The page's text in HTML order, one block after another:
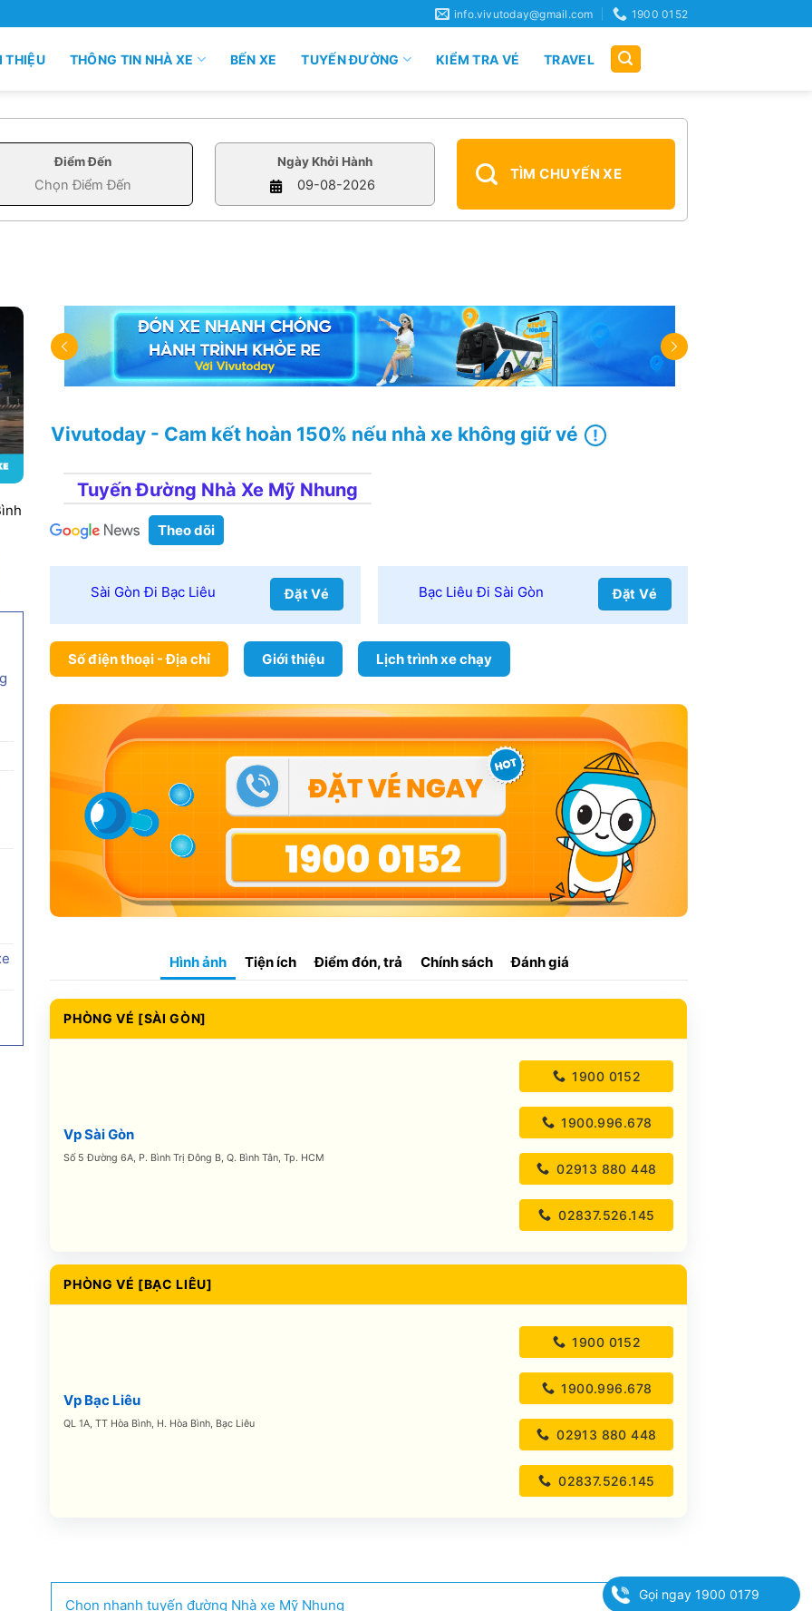
info.vivutoday@gmail.com 1900 0152
THIỆU THÔNG TIN NHÀ XE BẾN XE TUYẾN ĐƯỜNG KIỂM TRA VÉ TRAVEL
Điểm Đến Ngày Khởi Hành
TÌM CHUYẾN XE
Vivutoday - Cam kết hoàn 150% nếu nhà xe không giữ vé
Tuyến Đường Nhà Xe Mỹ Nhung
Theo dõi
Sài Gòn Đi Bạc Liêu Đặt Vé Bạc Liêu Đi Sài Gòn Đặt Vé
Số điện thoại - Địa chỉ Giới thiệu Lịch trình xe chạy
Hình ảnh Tiện ích Điểm đón, trả Chính sách Đánh giá
PHÒNG VÉ [SÀI GÒN]
Vp Sài Gòn
Số 5 Đường 6A, P. Bình Trị Đông B, Q. Bình Tân, Tp. HCM
1900 0152
1900.996.678
02913 880 448
02837.526.145
PHÒNG VÉ [BẠC LIÊU]
Vp Bạc Liêu
QL 1A, TT Hòa Bình, H. Hòa Bình, Bạc Liêu
1900 0152
1900.996.678
02913 880 448
02837.526.145
Chọn nhanh tuyến đường Nhà xe Mỹ Nhung
Gọi ngay 1900 0179